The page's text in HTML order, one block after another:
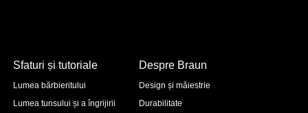
Sfaturi și tutoriale
Lumea bărbieritului
Lumea tunsului și a îngrijirii
Despre Braun
Design și măiestrie
Durabilitate